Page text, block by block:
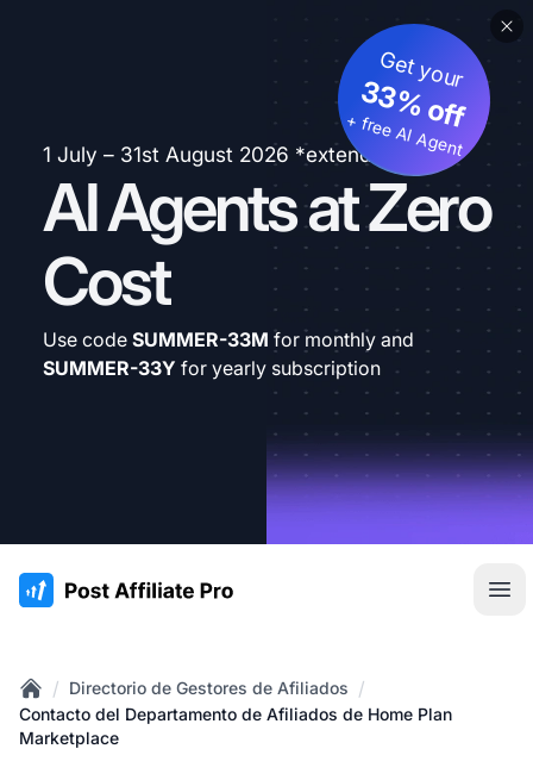
1 July – 31st August 2026 *extended
AI Agents at Zero
Cost
Get your
33% off
+ free AI Agent
Use code SUMMER-33M for monthly and
SUMMER-33Y for yearly subscription
:site.title
Home
/ Directorio de Gestores de Afiliados /
Contacto del Departamento de Afiliados de Home Plan
Marketplace